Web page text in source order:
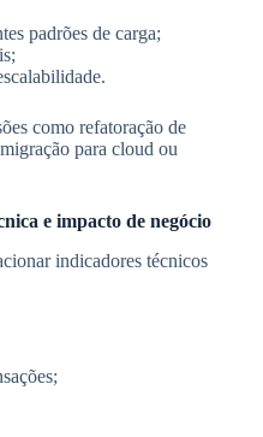
padrões de carga;
como refatoração de
para cloud ou
e impacto de negócio
indicadores técnicos